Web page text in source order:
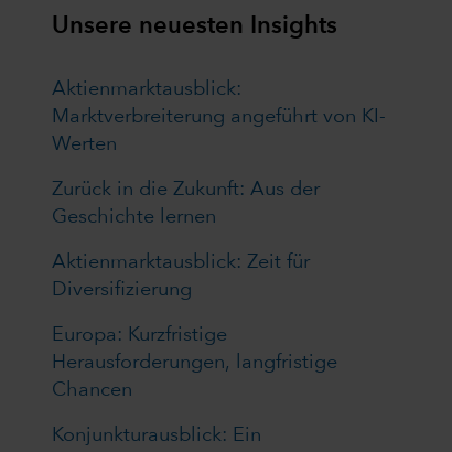
Unsere neuesten Insights
Aktienmarktausblick:
Marktverbreiterung angeführt von KI-
Werten
Zurück in die Zukunft: Aus der
Geschichte lernen
Aktienmarktausblick: Zeit für
Diversifizierung
Europa: Kurzfristige
Herausforderungen, langfristige
Chancen
Konjunkturausblick: Ein